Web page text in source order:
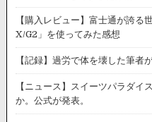
【購入レビュー】富士通が誇
X/G2」を使ってみた感想
【記録】過労で体を壊した筆者
【ニュース】スイーツパラダイ
か。公式が発表。